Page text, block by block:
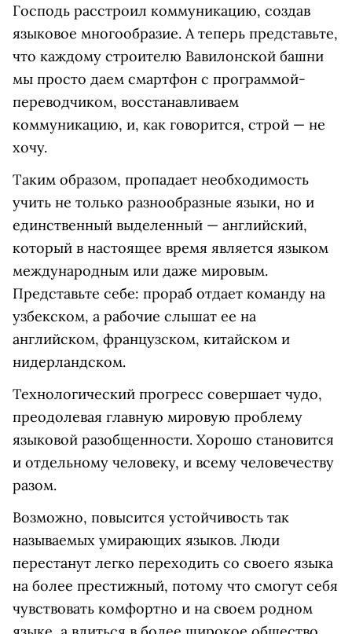
Господь расстроил коммуникацию, создав
языковое многообразие. А теперь представьте,
что каждому строителю Вавилонской башни
мы просто даем смартфон с программой-
переводчиком, восстанавливаем
коммуникацию, и, как говорится, строй — не
хочу.
Таким образом, пропадает необходимость
учить не только разнообразные языки, но и
единственный выделенный — английский,
который в настоящее время является языком
международным или даже мировым.
Представьте себе: прораб отдает команду на
узбекском, а рабочие слышат ее на
английском, французском, китайском и
нидерландском.
Технологический прогресс совершает чудо,
преодолевая главную мировую проблему
языковой разобщенности. Хорошо становится
и отдельному человеку, и всему человечеству
разом.
Возможно, повысится устойчивость так
называемых умирающих языков. Люди
перестанут легко переходить со своего языка
на более престижный, потому что смогут себя
чувствовать комфортно и на своем родном